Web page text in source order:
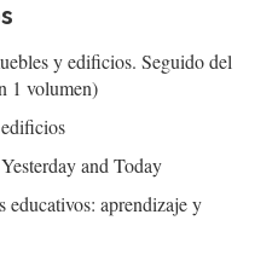
y edificios. Seguido del
1 volumen)
and Today
educativos: aprendizaje y